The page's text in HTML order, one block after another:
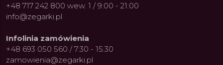
+48 717 242 800 wew. 1 / 9:00 - 21:00
info@zegarki.pl
Infolinia zamówienia
+48 693 050 560 / 7:30 - 15:30
zamowienia@zegarki.pl